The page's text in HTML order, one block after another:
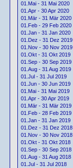
01.Mai - 31 Mai 2020
01.Apr - 30 Apr 2020
01.Mär - 31 Mär 2020
01.Feb - 29 Feb 2020
01.Jan - 31 Jan 2020
01.Dez - 31 Dez 2019
01.Nov - 30 Nov 2019
01.Okt - 31 Okt 2019
01.Sep - 30 Sep 2019
01.Aug - 31 Aug 2019
01.Jul - 31 Jul 2019
01.Jun - 30 Jun 2019
01.Mai - 31 Mai 2019
01.Apr - 30 Apr 2019
01.Mär - 31 Mär 2019
01.Feb - 28 Feb 2019
01.Jan - 31 Jan 2019
01.Dez - 31 Dez 2018
01.Nov - 30 Nov 2018
01.Okt - 31 Okt 2018
01.Sep - 30 Sep 2018
01.Aug - 31 Aug 2018
01.Jul - 31 Jul 2018